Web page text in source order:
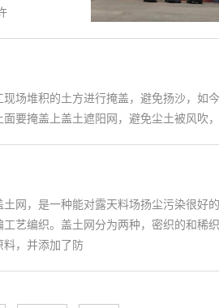
场堆积的土方进行掩盖，避免扬沙，如
要掩盖上盖土遮阳网，避免尘土被风吹
网，是一种能对露天料场扬尘污染很好的
艺编织。盖土网分为两种，密织的和稀织
，并添加了防